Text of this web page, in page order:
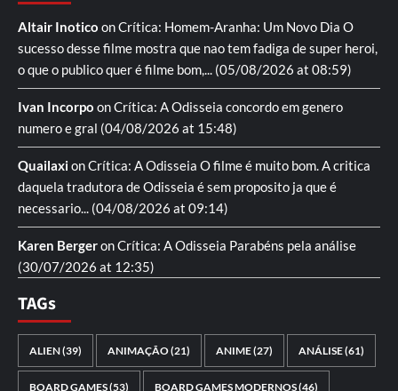
Altair Inotico onCrítica: Homem-Aranha: Um Novo Dia O
sucesso desse filme mostra que nao tem fadiga de super heroi,
o que o publico quer é filme bom,... (05/08/2026 at 08:59)
Ivan Incorpo onCrítica: A Odisseia concordo em genero
numero e gral (04/08/2026 at 15:48)
QuailaxionCrítica: A Odisseia O filme é muito bom. A critica
daquela tradutora de Odisseia é sem proposito ja que é
necessario... (04/08/2026 at 09:14)
Karen BergeronCrítica: A Odisseia Parabéns pela análise
(30/07/2026 at 12:35)
TAGs
ALIEN(39) ANIMAÇÃO(21) ANIME(27) ANÁLISE(61)
BOARD GAMES(53) BOARD GAMES MODERNOS(46)